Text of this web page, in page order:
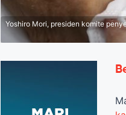
Yoshiro Mori, presiden komite